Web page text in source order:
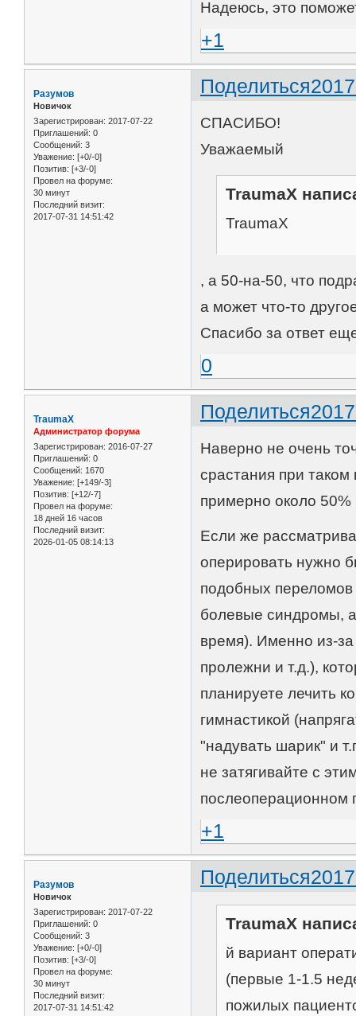
Надеюсь, это
+1
Поделиться
Разумов
Новичок
Зарегистрирован: 2017-07-22
Приглашений: 0
Сообщений: 3
Уважение: [+0/-0]
Позитив: [+3/-0]
Провел на форуме:
30 минут
Последний визит:
2017-07-31 14:51:42
СПАСИБО!
Уважаемый
TraumaX
TraumaX
, а 50-на-50, что
а может что-то
Спасибо за ответ
0
Поделиться
TraumaX
Администратор форума
Зарегистрирован: 2016-07-27
Приглашений: 0
Сообщений: 1670
Уважение: [+149/-3]
Позитив: [+12/-7]
Провел на форуме:
18 дней 16 часов
Последний визит:
2026-01-05 08:14:13
Наверно не очень
срастания при таком
примерно около 50%
Если же
оперировать нужно
подобных
болевые синдромы,
время). Именно из-
пролежни и т.д.),
планируете лечить
гимнастикой
"надувать шарик" и
не затягивайте с
послеоперационном
+1
Поделиться
Разумов
Новичок
Зарегистрирован: 2017-07-22
Приглашений: 0
Сообщений: 3
Уважение: [+0/-0]
Позитив: [+3/-0]
Провел на форуме:
30 минут
Последний визит:
2017-07-31 14:51:42
TraumaX
й вариант
(первые 1-1.5
пожилых